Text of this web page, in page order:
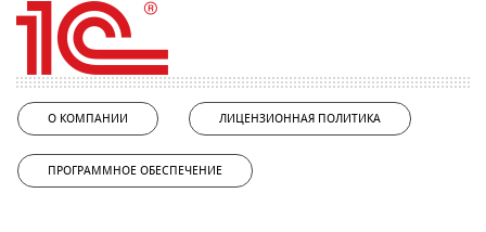
О КОМПАНИИ ЛИЦЕНЗИОННАЯ ПОЛИТИКА
ПРОГРАММНОЕ ОБЕСПЕЧЕНИЕ